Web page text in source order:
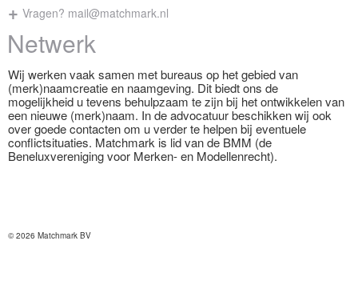
Vragen? mail@matchmark.nl
Netwerk
Wij werken vaak samen met bureaus op het gebied van
(merk)naamcreatie en naamgeving. Dit biedt ons de
mogelijkheid u tevens behulpzaam te zijn bij het ontwikkelen van
een nieuwe (merk)naam. In de advocatuur beschikken wij ook
over goede contacten om u verder te helpen bij eventuele
conflictsituaties. Matchmark is lid van de BMM (de
Beneluxvereniging voor Merken- en Modellenrecht).
© 2026 Matchmark BV